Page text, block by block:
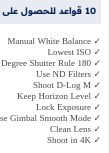
10 قواعد للحصول على
✓
✓
✓
✓
✓
✓
✓
✓
✓
✓